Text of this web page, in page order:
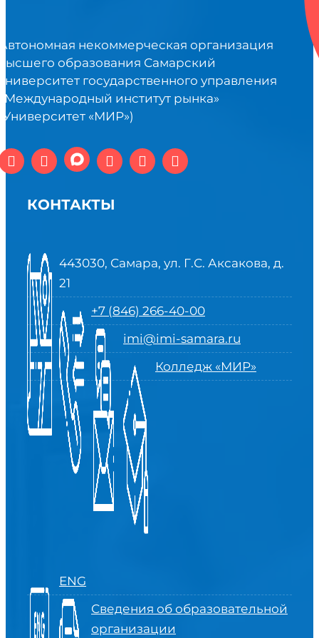
некоммерческая организация
образования Самарский
государственного управления
институт рынка»
«МИР»)
КОНТАКТЫ
443030, Самара, ул. Г.С. Аксакова, д.
21
+7 (846) 266-40-00
imi@imi-samara.ru
Колледж «МИР»
ENG
Сведения об образовательной
организации